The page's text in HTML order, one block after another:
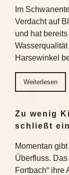
Im
Verdacht auf
und hat
Harsewinkel
Weiterlesen
Zu wenig
schließt
Momentan
Überfluss.
Fortbach“